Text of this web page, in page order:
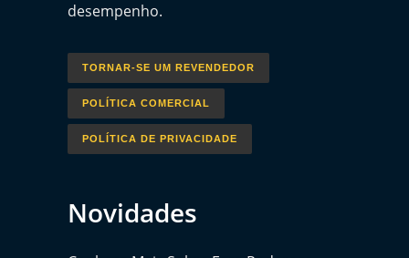
desempenho.
TORNAR-SE UM REVENDEDOR
POLÍTICA COMERCIAL
POLÍTICA DE PRIVACIDADE
Novidades